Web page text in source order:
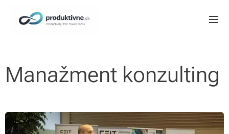
Manažment konzulting